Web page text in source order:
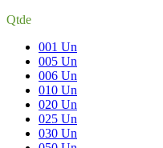
Qtde
001 Un
005 Un
006 Un
010 Un
020 Un
025 Un
030 Un